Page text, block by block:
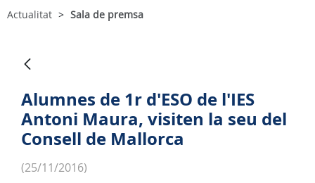
Actualitat Sala de premsa
Alumnes de 1r d'ESO de l'IES
Antoni Maura, visiten la seu del
Consell de Mallorca
(25/11/2016)